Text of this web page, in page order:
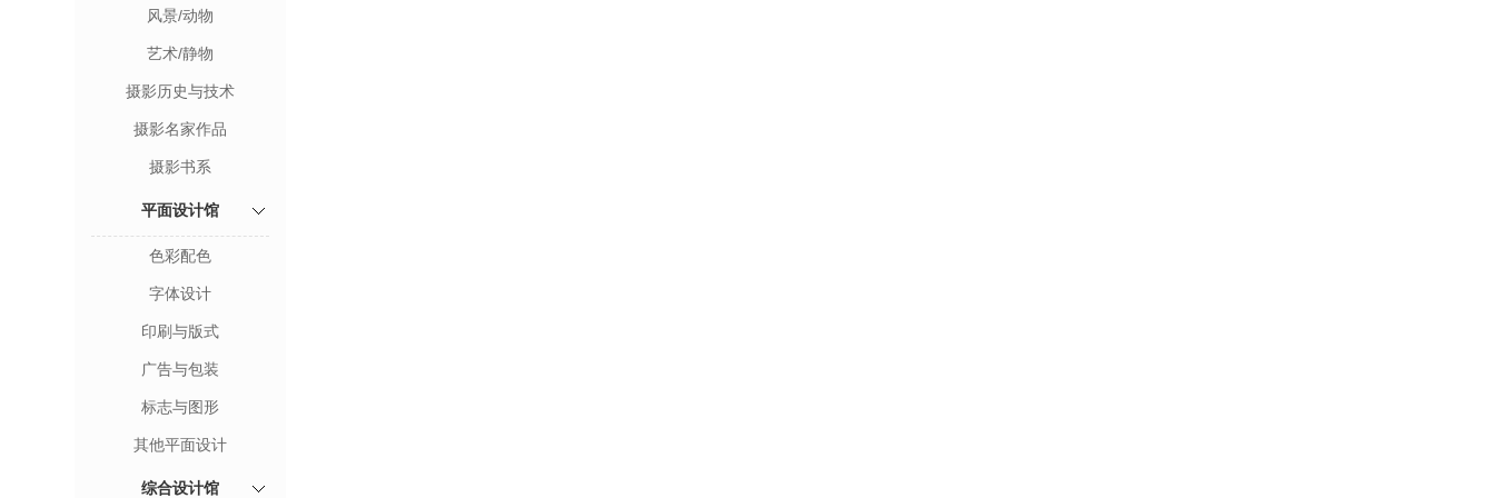
风景/动物
艺术/静物
摄影历史与技术
摄影名家作品
摄影书系
平面设计馆
色彩配色
字体设计
印刷与版式
广告与包装
标志与图形
其他平面设计
综合设计馆